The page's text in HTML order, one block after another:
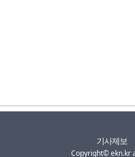
기사제보
Copyright© ekn.kr